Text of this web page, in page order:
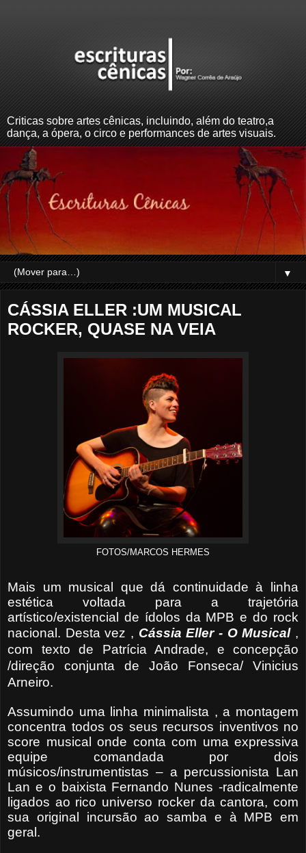
Criticas sobre artes cênicas, incluindo, além do teatro,a
dança, a ópera, o circo e performances de artes visuais.
▼
CÁSSIA ELLER :UM MUSICAL
ROCKER, QUASE NA VEIA
FOTOS/MARCOS HERMES
Mais um musical que dá continuidade à linha
estética voltada para a trajetória
artístico/existencial de ídolos da MPB e do rock
nacional. Desta vez , Cássia Eller - O Musical,
com texto de Patrícia Andrade, e concepção
/direção conjunta de João Fonseca/ Vinicius
Arneiro.
Assumindo uma linha minimalista , a montagem
concentra todos os seus recursos inventivos no
score musical onde conta com uma expressiva
equipe comandada por dois
músicos/instrumentistas – a percussionista Lan
Lan e o baixista Fernando Nunes -radicalmente
ligados ao rico universo rocker da cantora, com
sua original incursão ao samba e à MPB em
geral.